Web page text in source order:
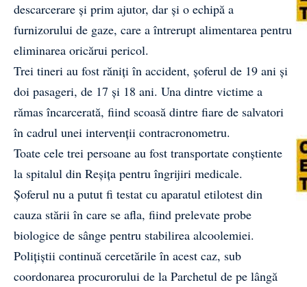
descarcerare și prim ajutor, dar și o echipă a
furnizorului de gaze, care a întrerupt alimentarea pentru
eliminarea oricărui pericol.
Trei tineri au fost răniți în accident, șoferul de 19 ani și
doi pasageri, de 17 și 18 ani. Una dintre victime a
rămas încarcerată, fiind scoasă dintre fiare de salvatori
în cadrul unei intervenții contracronometru.
Toate cele trei persoane au fost transportate conștiente
la spitalul din Reșița pentru îngrijiri medicale.
Șoferul nu a putut fi testat cu aparatul etilotest din
cauza stării în care se afla, fiind prelevate probe
biologice de sânge pentru stabilirea alcoolemiei.
Polițiștii continuă cercetările în acest caz, sub
coordonarea procurorului de la Parchetul de pe lângă